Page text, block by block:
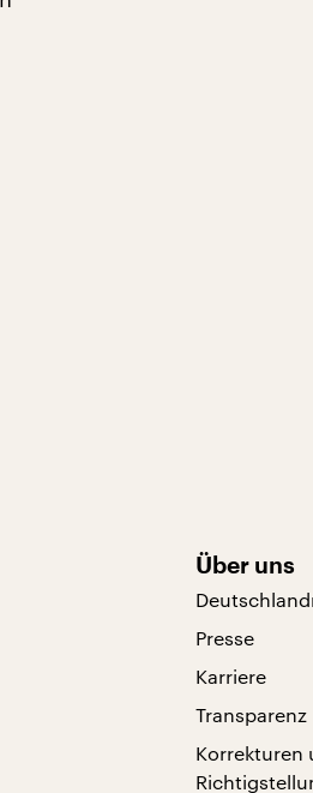
Über uns
Presse
Karriere
Transparenz
Korrekturen